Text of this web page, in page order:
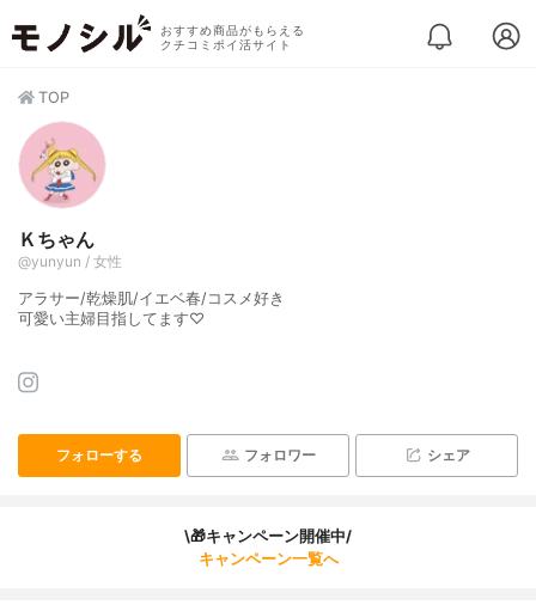
おすすめ商品がもらえる
クチコミポイ活サイト
TOP
Ｋちゃん
@yunyun / 女性
アラサー/乾燥肌/イエベ春/コスメ好き
可愛い主婦目指してます♡
フォローする フォロワー シェア
\🎁キャンペーン開催中/
キャンペーン一覧へ